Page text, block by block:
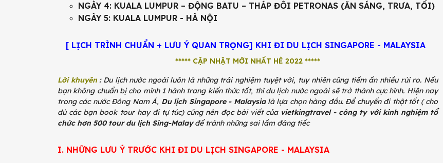
NGÀY 4: KUALA LUMPUR – ĐỘNG BATU – THÁP ĐÔI PETRONAS (ĂN SÁNG, TRƯA, TỐI)
NGÀY 5: KUALA LUMPUR - HÀ NỘI
[ LỊCH TRÌNH CHUẨN + LƯU Ý QUAN TRỌNG] KHI ĐI DU LỊCH SINGAPORE - MALAYSIA
***** CẬP NHẬT MỚI NHẤT HÈ 2022 *****
Lời khuyên :Du lịch nước ngoài luôn là những trải nghiệm tuyệt vời, tuy nhiên cũng tiềm ẩn nhiều rủi ro. Nếu
bạn không chuẩn bị cho mình 1 hành trang kiến thức tốt, thì du lịch nước ngoài sẽ trở thành cực hình. Hiện nay
trong các nước Đông Nam Á, Du lịch Singapore - Malaysialà lựa chọn hàng đầu. Để chuyến đi thật tốt ( cho
dù các bạn book tour hay đi tự túc) cũng nên đọc bài viết củavietkingtravel - công ty với kinh nghiệm tổ
chức hơn 500 tour du lịch Sing-Malayđể tránh những sai lầm đáng tiếc
I. NHỮNG LƯU Ý TRƯỚC KHI ĐI DU LỊCH SINGAPORE - MALAYSIA